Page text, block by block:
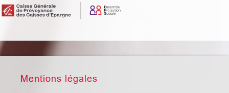
Mentions légales